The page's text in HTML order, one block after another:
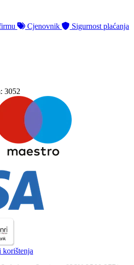
Cjenovnik Sigurnost plaćanja
3052
korištenja